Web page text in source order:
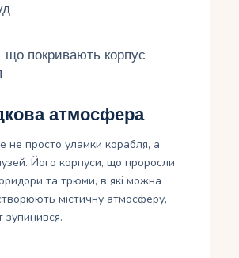
що покривають корпус
атмосфера
не просто уламки корабля, а
Його корпуси, що проросли
та трюми, в які можна
містичну атмосферу,
зупинився.